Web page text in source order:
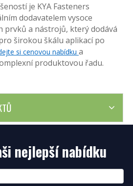
je KYA Fasteners
dodavatelem vysoce
prvků a nástrojů, který dodává
širokou škálu aplikací po
si cenovou nabídku a
produktovou řadu.
nejlepší nabídku